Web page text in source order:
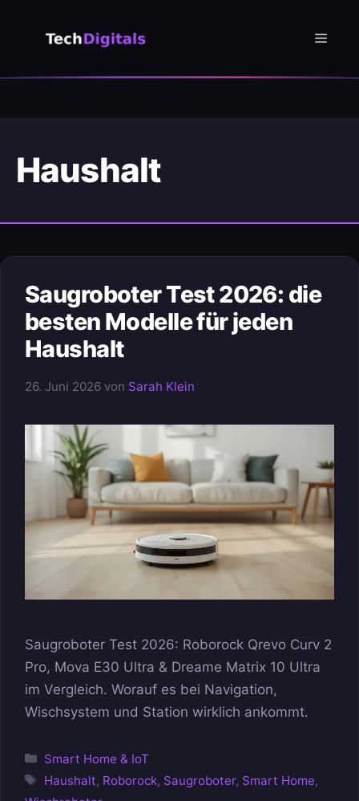
Menü
Haushalt
Saugroboter Test 2026: die
besten Modelle für jeden
Haushalt
26. Juni 2026 von Sarah Klein
Saugroboter Test 2026: Roborock Qrevo Curv 2
Pro, Mova E30 Ultra & Dreame Matrix 10 Ultra
im Vergleich. Worauf es bei Navigation,
Wischsystem und Station wirklich ankommt.
Kategorien
Smart Home & IoT
Schlagwörter
Haushalt, Roborock, Saugroboter, Smart Home,